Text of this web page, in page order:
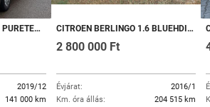
DUPLA TOLÓAJTÓ!
2019/12
141 000 km
CITROEN BERLINGO 1.6 BLUEHDI FEEL
2 800 000 Ft
Évjárat:
2016/1
Km. óra állás:
204 515 km